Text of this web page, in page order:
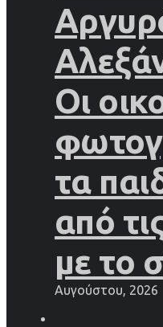
Οι
τα
από
με το
Αυγούστου, 2026